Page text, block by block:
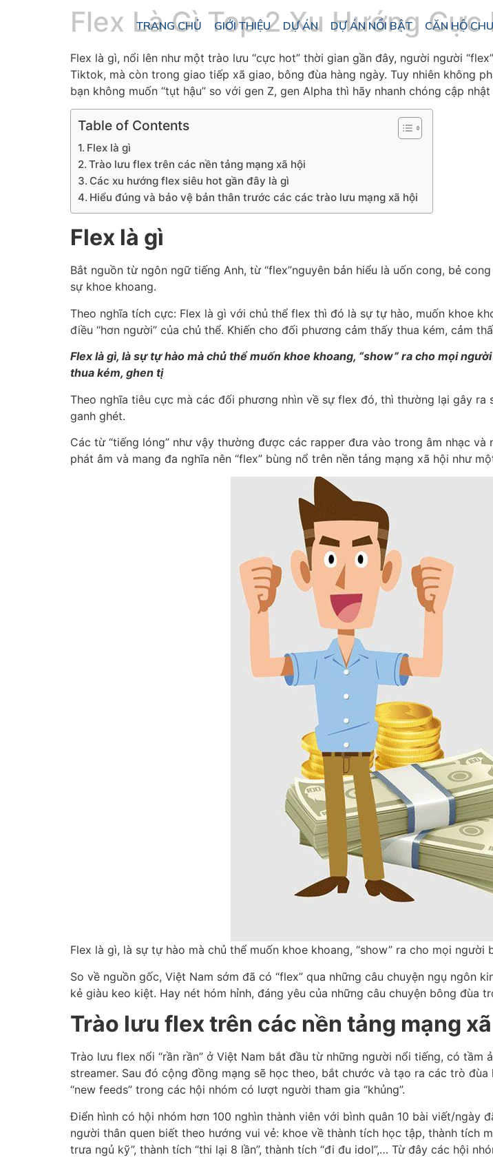
TRANG CHỦ GIỚI THIỆU DỰ ÁN DỰ ÁN NỔI BẬT CĂN HỘ
Flex Là Gì Top 2 Xu Hướng Cực
Flex là gì, nổi lên như một trào lưu “cực hot” thời gian gần đây, người người
Tiktok, mà còn trong giao tiếp xã giao, bông đùa hàng ngày. Tuy nhiên không
bạn không muốn “tụt hậu” so với gen Z, gen Alpha thì hãy nhanh chóng cập
Table of Contents
Flex là gì
Trào lưu flex trên các nền tảng mạng xã hội
Các xu hướng flex siêu hot gần đây là gì
Hiểu đúng và bảo vệ bản thân trước các các trào lưu mạng xã hội
Flex là gì
Bắt nguồn từ ngôn ngữ tiếng Anh, từ “flex”nguyên bản hiểu là uốn cong, bẻ
sự khoe khoang.
Theo nghĩa tích cực: Flex là gì với chủ thể flex thì đó là sự tự hào, muốn khoe
điều “hơn người” của chủ thể. Khiến cho đối phương cảm thấy thua kém, cảm
Flex là gì, là sự tự hào mà chủ thể muốn khoe khoang, “show” ra cho mọi
thua kém, ghen tị
Theo nghĩa tiêu cực mà các đối phương nhìn về sự flex đó, thì thường lại gây
ganh ghét.
Các từ “tiếng lóng” như vậy thường được các rapper đưa vào trong âm nhạc
phát âm và mang đa nghĩa nên “flex” bùng nổ trên nền tảng mạng xã hội như
Flex là gì, là sự tự hào mà chủ thể muốn khoe khoang, “show” ra cho mọi người
So về nguồn gốc, Việt Nam sớm đã có “flex” qua những câu chuyện ngụ ngôn
kẻ giàu keo kiệt. Hay nét hóm hỉnh, đáng yêu của những câu chuyện bông đùa
Trào lưu flex trên các nền tảng mạng
Trào lưu flex nổi “rần rần” ở Việt Nam bắt đầu từ những người nổi tiếng, có
streamer. Sau đó cộng đồng mạng sẽ học theo, bắt chước và tạo ra các trò
“new feeds” trong các hội nhóm có lượt người tham gia “khủng”.
Điển hình có hội nhóm hơn 100 nghìn thành viên với bình quân 10 bài viết/ngày
người thân quen biết theo hướng vui vẻ: khoe về thành tích học tập, thành tích
trưa ngủ kỹ”, thành tích “thi lại 8 lần”, thành tích “đi đu idol”,… Từ đây các hội